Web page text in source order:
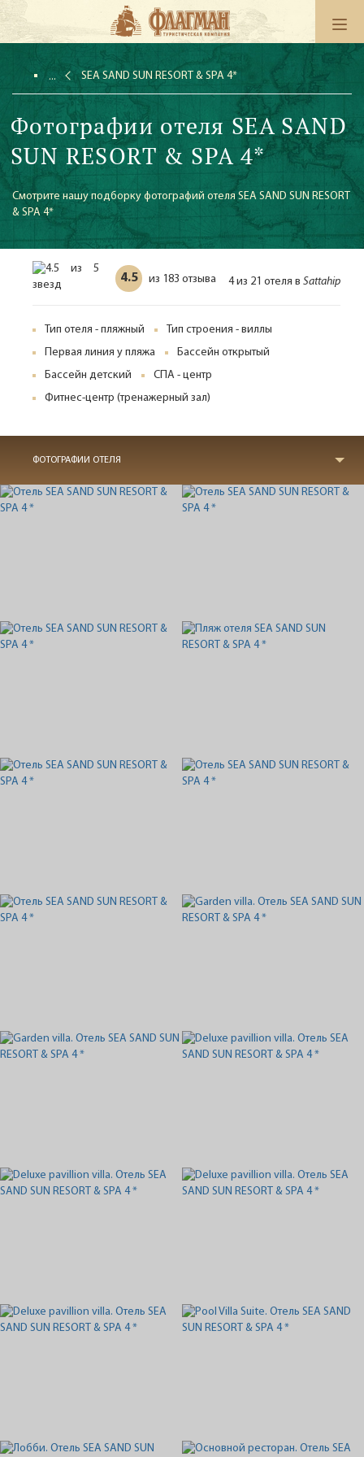
SEA SAND SUN RESORT & SPA 4*
Фотографии отеля SEA SAND
SUN RESORT & SPA 4*
Смотрите нашу подборку фотографий отеля SEA SAND SUN RESORT
& SPA 4*
4.5 из 183 отзыва 4 из 21 отеля в Sattahip
Тип отеля - пляжный
Тип строения - виллы
Первая линия у пляжа
Бассейн открытый
Бассейн детский
СПА - центр
Фитнес-центр (тренажерный зал)
ФОТОГРАФИИ ОТЕЛЯ